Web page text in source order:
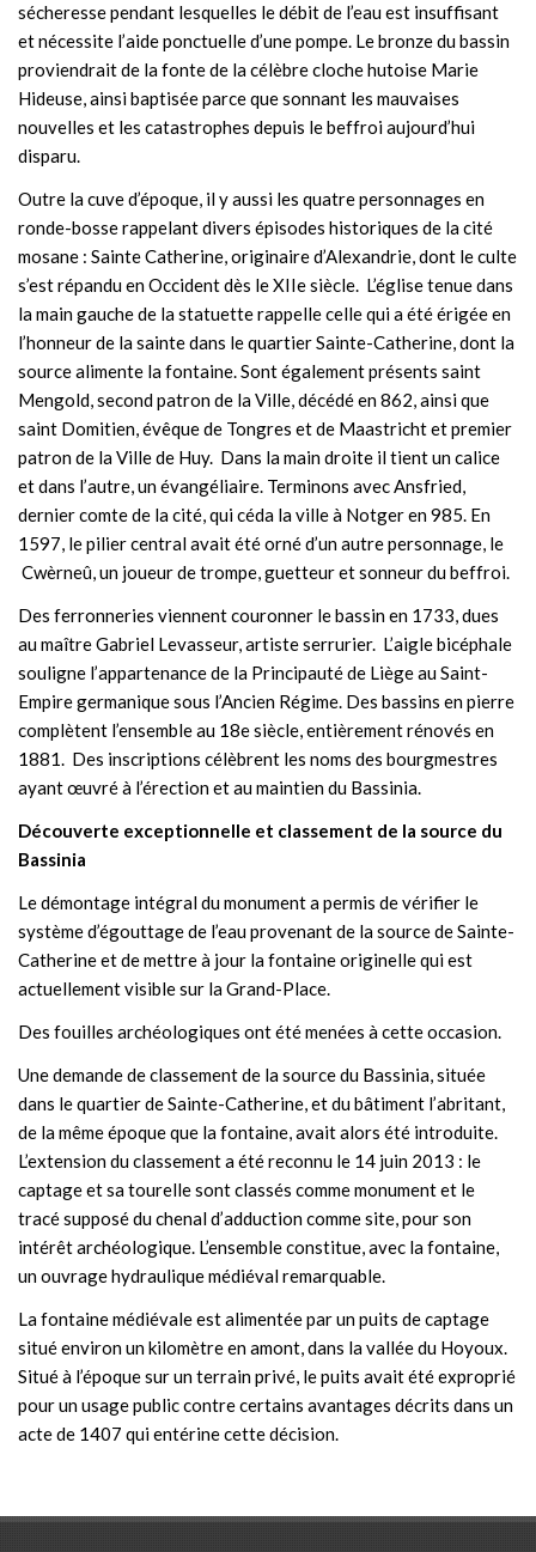
sécheresse pendant lesquelles le débit de l’eau est insuffisant
et nécessite l’aide ponctuelle d’une pompe. Le bronze du bassin
proviendrait de la fonte de la célèbre cloche hutoise Marie
Hideuse, ainsi baptisée parce que sonnant les mauvaises
nouvelles et les catastrophes depuis le beffroi aujourd’hui
disparu.
Outre la cuve d’époque, il y aussi les quatre personnages en
ronde-bosse rappelant divers épisodes historiques de la cité
mosane : Sainte Catherine, originaire d’Alexandrie, dont le culte
s’est répandu en Occident dès le XIIe siècle. L’église tenue dans
la main gauche de la statuette rappelle celle qui a été érigée en
l’honneur de la sainte dans le quartier Sainte-Catherine, dont la
source alimente la fontaine. Sont également présents saint
Mengold, second patron de la Ville, décédé en 862, ainsi que
saint Domitien, évêque de Tongres et de Maastricht et premier
patron de la Ville de Huy. Dans la main droite il tient un calice
et dans l’autre, un évangéliaire. Terminons avec Ansfried,
dernier comte de la cité, qui céda la ville à Notger en 985. En
1597, le pilier central avait été orné d’un autre personnage, le
Cwèrneû, un joueur de trompe, guetteur et sonneur du beffroi.
Des ferronneries viennent couronner le bassin en 1733, dues
au maître Gabriel Levasseur, artiste serrurier. L’aigle bicéphale
souligne l’appartenance de la Principauté de Liège au Saint-
Empire germanique sous l’Ancien Régime. Des bassins en pierre
complètent l’ensemble au 18e siècle, entièrement rénovés en
1881. Des inscriptions célèbrent les noms des bourgmestres
ayant œuvré à l’érection et au maintien du Bassinia.
Découverte exceptionnelle et classement de la source du
Bassinia
Le démontage intégral du monument a permis de vérifier le
système d’égouttage de l’eau provenant de la source de Sainte-
Catherine et de mettre à jour la fontaine originelle qui est
actuellement visible sur la Grand-Place.
Des fouilles archéologiques ont été menées à cette occasion.
Une demande de classement de la source du Bassinia, située
dans le quartier de Sainte-Catherine, et du bâtiment l’abritant,
de la même époque que la fontaine, avait alors été introduite.
L’extension du classement a été reconnu le 14 juin 2013 : le
captage et sa tourelle sont classés comme monument et le
tracé supposé du chenal d’adduction comme site, pour son
intérêt archéologique. L’ensemble constitue, avec la fontaine,
un ouvrage hydraulique médiéval remarquable.
La fontaine médiévale est alimentée par un puits de captage
situé environ un kilomètre en amont, dans la vallée du Hoyoux.
Situé à l’époque sur un terrain privé, le puits avait été exproprié
pour un usage public contre certains avantages décrits dans un
acte de 1407 qui entérine cette décision.